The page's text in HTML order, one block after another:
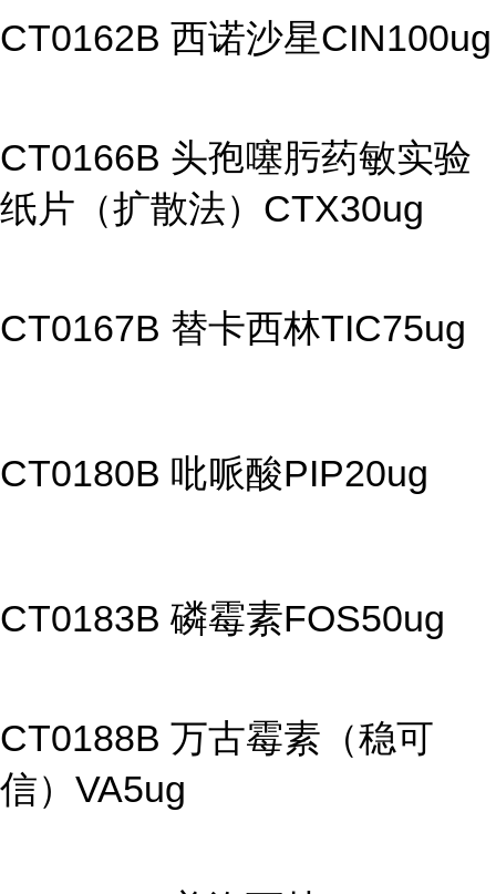
CT0162B 西诺沙星CIN100ug
CT0166B 头孢噻肟药敏实验
纸片（扩散法）CTX30ug
CT0167B 替卡西林TIC75ug
CT0180B 吡哌酸PIP20ug
CT0183B 磷霉素FOS50ug
CT0188B 万古霉素（稳可
信）VA5ug